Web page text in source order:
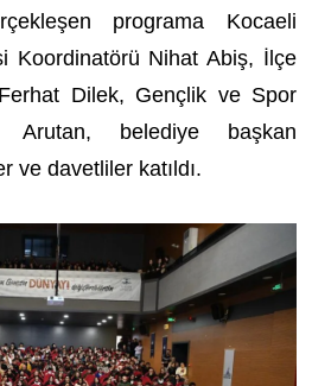
programa Kocaeli
Koordinatörü Nihat Abiş, İlçe
Dilek, Gençlik ve Spor
belediye başkan
ve davetliler katıldı.